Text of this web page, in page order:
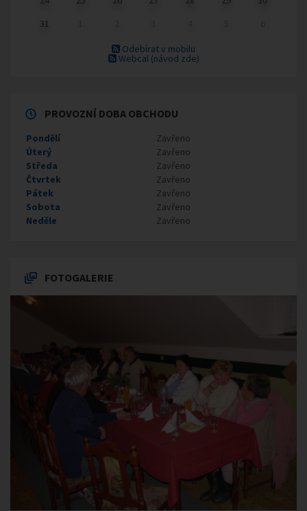
31
Odebírat v mobilu
Webcal (návod zde)
PROVOZNÍ DOBA OBCHODU
Pondělí
Zavřeno
Úterý
Zavřeno
Středa
Zavřeno
Čtvrtek
Zavřeno
Pátek
Zavřeno
Sobota
Zavřeno
Neděle
Zavřeno
FOTOGALERIE